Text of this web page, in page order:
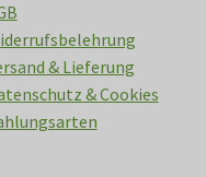
& Lieferung
& Cookies